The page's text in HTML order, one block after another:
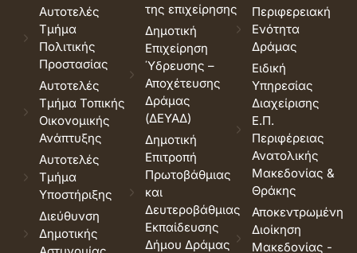
Αυτοτελές
Τμήμα
Πολιτικής
Προστασίας
Αυτοτελές
Τμήμα Τοπικής
Οικονομικής
Ανάπτυξης
Αυτοτελές
Τμήμα
Υποστήριξης
Διεύθυνση
Δημοτικής
της επιχείρησης
Δημοτική
Επιχείρηση
Ύδρευσης –
Αποχέτευσης
Δράμας
(ΔΕΥΑΔ)
Δημοτική
Επιτροπή
Πρωτοβάθμιας
και
Δευτεροβάθμιας
Εκπαίδευσης
Δήμου Δράμας
Περιφερειακή
Ενότητα
Δράμας
Ειδική
Υπηρεσίας
Διαχείρισης
Ε.Π.
Περιφέρειας
Ανατολικής
Μακεδονίας &
Θράκης
Αποκεντρωμένη
Διοίκηση
Μακεδονίας -